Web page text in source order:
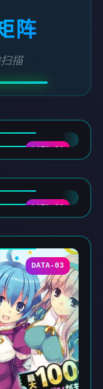
阵
描
DATA-01
DATA-02
DATA-03